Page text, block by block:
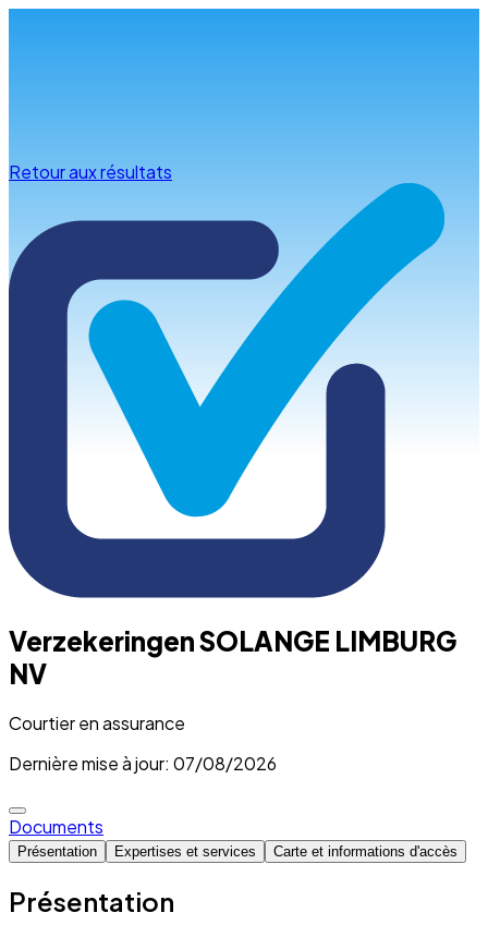
Retour aux résultats
Verzekeringen SOLANGE LIMBURG
NV
Courtier en assurance
Dernière mise à jour: 07/08/2026
Documents
Présentation Expertises et services Carte et informations d'accès
Présentation